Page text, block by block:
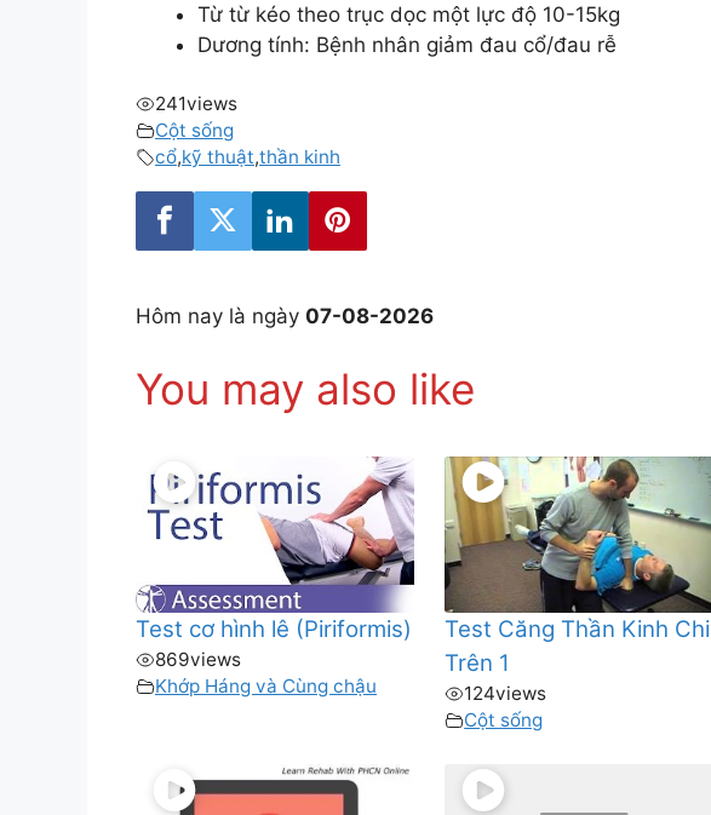
Từ từ kéo theo trục dọc một lực độ 10-15kg
Dương tính: Bệnh nhân giảm đau cổ/đau rễ
241views
Cột sống
cổ,kỹ thuật,thần kinh
Hôm nay là ngày 07-08-2026
You may also like
Test cơ hình lê (Piriformis)
869views
Khớp Háng và Cùng chậu
Test Căng Thần Kinh Chi
Trên 1
124views
Cột sống